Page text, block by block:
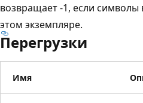
возвращает -1, если
этом экземпляре.
Перегрузки
Имя